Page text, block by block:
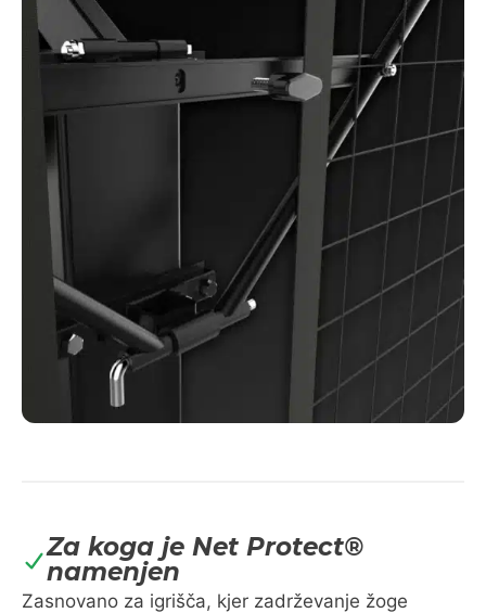
Za koga je Net Protect®
namenjen
Zasnovano za igrišča, kjer zadrževanje žoge